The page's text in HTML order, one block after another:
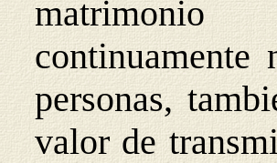
matrimonio
continuamente
personas,
valor de